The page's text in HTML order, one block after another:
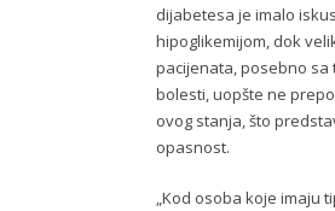
dijabetesa je imalo
hipoglikemijom, dok
pacijenata, posebno sa
bolesti, uopšte ne
ovog stanja, što
opasnost.
„Kod osoba koje imaju